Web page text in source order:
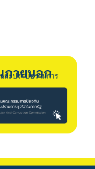
ภายนอก
ละปราบปรามการ